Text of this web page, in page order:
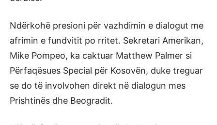
Ndërkohë presioni për vazhdimin e dialogut me
afrimin e fundvitit po rritet. Sekretari Amerikan,
Mike Pompeo, ka caktuar Matthew Palmer si
Përfaqësues Special për Kosovën, duke treguar
se do të involvohen direkt në dialogun mes
Prishtinës dhe Beogradit.